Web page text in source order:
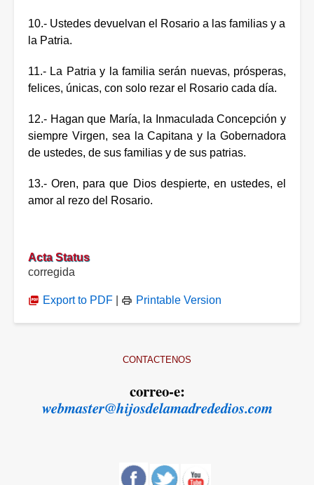
10.- Ustedes devuelvan el Rosario a las familias y a
la Patria.
11.- La Patria y la familia serán nuevas, prósperas,
felices, únicas, con solo rezar el Rosario cada día.
12.- Hagan que María, la Inmaculada Concepción y
siempre Virgen, sea la Capitana y la Gobernadora
de ustedes, de sus familias y de sus patrias.
13.- Oren, para que Dios despierte, en ustedes, el
amor al rezo del Rosario.
Acta Status
corregida
Export to PDF Printable Version
CONTACTENOS
correo-e:
webmaster@hijosdelamadrededios.com